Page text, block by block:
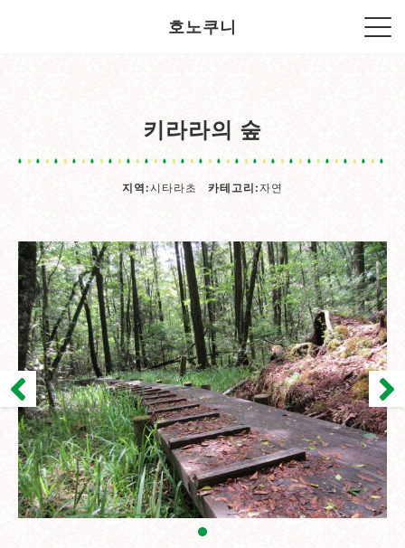
호노쿠니
키라라의 숲
지역:시타라초 카테고리:자연